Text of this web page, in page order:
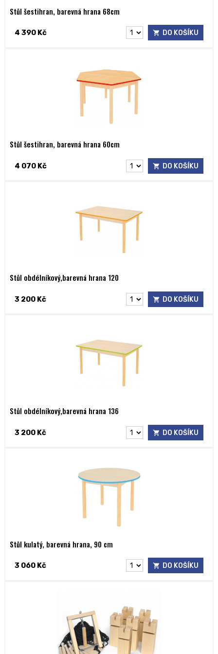
Stůl šestihran, barevná hrana 68cm
4 390 Kč DO KOŠÍKU
Stůl šestihran, barevná hrana 60cm
4 070 Kč DO KOŠÍKU
Stůl obdélníkový,barevná hrana 120
3 200 Kč DO KOŠÍKU
Stůl obdélníkový,barevná hrana 136
3 200 Kč DO KOŠÍKU
Stůl kulatý, barevná hrana, 90 cm
3 060 Kč DO KOŠÍKU